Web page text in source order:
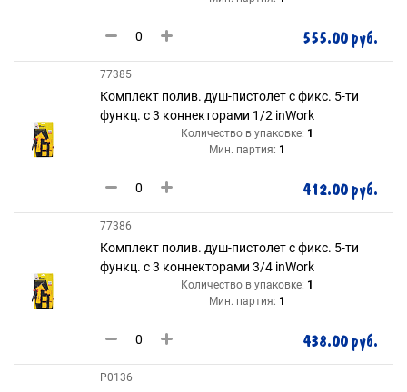
555.00 руб.
77385
Комплект полив. душ-пистолет с фикс. 5-ти
функц. с 3 коннекторами 1/2 inWork
Количество в упаковке: 1
Мин. партия: 1
412.00 руб.
77386
Комплект полив. душ-пистолет с фикс. 5-ти
функц. с 3 коннекторами 3/4 inWork
Количество в упаковке: 1
Мин. партия: 1
438.00 руб.
Р0136